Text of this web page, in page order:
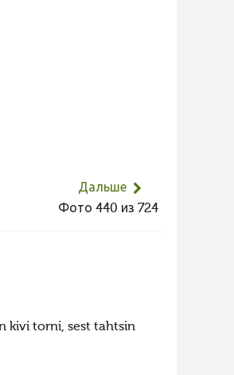
Дальше
Фото 440 из 724
kivi torni, sest tahtsin